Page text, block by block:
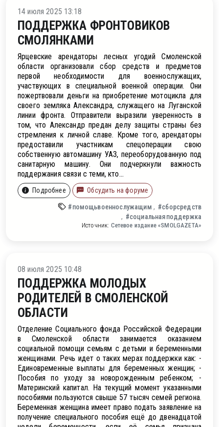
14 июля 2025 13:18
ПОДДЕРЖКА ФРОНТОВИКОВ
СМОЛЯНКАМИ
Ярцевские арендаторы лесных угодий Смоленской
области организовали сбор средств и предметов
первой необходимости для военнослужащих,
участвующих в специальной военной операции. Они
пожертвовали деньги на приобретение мотоцикла для
своего земляка Александра, служащего на Луганской
линии фронта. Отправители выразили уверенность в
том, что Александр предан делу защиты страны без
стремления к личной славе. Кроме того, арендаторы
предоставили участникам спецоперации свою
собственную автомашину УАЗ, переоборудованную под
санитарную машину. Они подчеркнули важность
поддержания связи с теми, кто...
Подробнее Обсудить на форуме
#помощьвоеннослужащим
#сборсредств
#социальнаяподдержка
Источник: Сетевое издание «SMOLGAZETA»
08 июля 2025 10:48
ПОДДЕРЖКА МОЛОДЫХ
РОДИТЕЛЕЙ В СМОЛЕНСКОЙ
ОБЛАСТИ
Отделение Социального фонда Российской Федерации
в Смоленской области занимается оказанием
социальной помощи семьям с детьми и беременными
женщинами. Речь идет о таких мерах поддержки как: -
Единовременные выплаты для беременных женщин; -
Пособия по уходу за новорожденным ребенком; -
Материнский капитал. На текущий момент указанными
пособиями пользуются свыше 57 тысяч семей региона.
Беременная женщина имеет право подать заявление на
получение специального пособия ещё до двенадцатой